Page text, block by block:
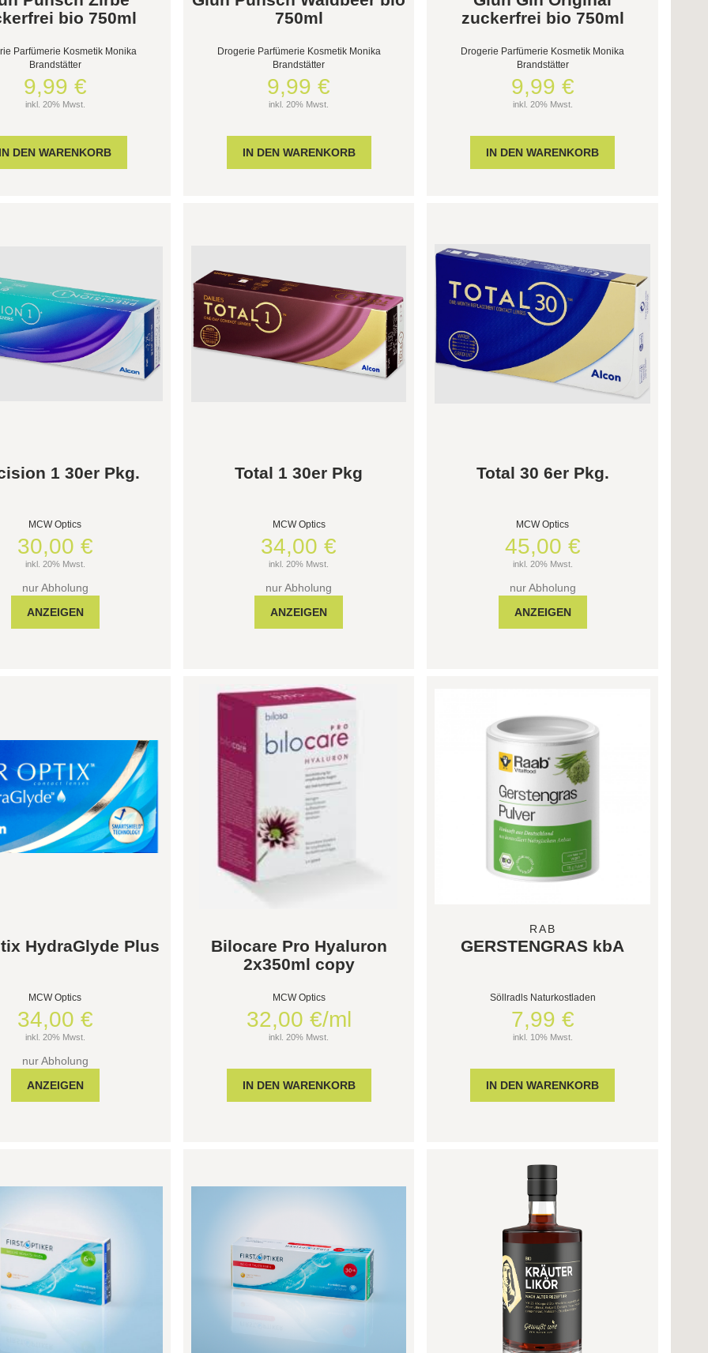
bio 750ml
Parfümerie Kosmetik Monika
Brandstätter
9,99 €
inkl. 20% Mwst.
750ml
Drogerie Parfümerie Kosmetik Monika
Brandstätter
9,99 €
inkl. 20% Mwst.
zuckerfrei bio 750ml
Drogerie Parfümerie Kosmetik Monika
Brandstätter
9,99 €
inkl. 20% Mwst.
1 30er Pkg.
MCW Optics
30,00 €
inkl. 20% Mwst.
nur Abholung
ANZEIGEN
Total 1 30er Pkg
MCW Optics
34,00 €
inkl. 20% Mwst.
nur Abholung
ANZEIGEN
Total 30 6er Pkg.
MCW Optics
45,00 €
inkl. 20% Mwst.
nur Abholung
ANZEIGEN
HydraGlyde Plus
MCW Optics
34,00 €
inkl. 20% Mwst.
nur Abholung
ANZEIGEN
Bilocare Pro Hyaluron
2x350ml copy
MCW Optics
32,00 €/ml
inkl. 20% Mwst.
RAB
GERSTENGRAS kbA
Söllradls Naturkostladen
7,99 €
inkl. 10% Mwst.